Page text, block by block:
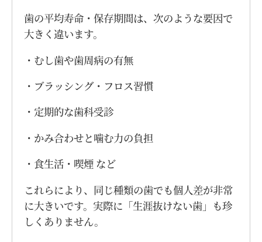
歯の平均寿命・保存期間は、次のような要因で
大きく違います。
︎・むし歯や歯周病の有無
・ブラッシング・フロス習慣
・定期的な歯科受診
・かみ合わせと噛む力の負担
・食生活・喫煙 など
これらにより、同じ種類の歯でも個人差が非常
に大きいです。実際に「生涯抜けない歯」も珍
しくありません。